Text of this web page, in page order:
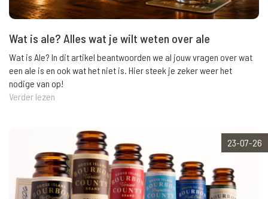
Wat is ale? Alles wat je wilt weten over ale
Wat is Ale? In dit artikel beantwoorden we al jouw vragen over wat
een ale is en ook wat het niet is. Hier steek je zeker weer het
nodige van op!
Verder lezen
23-07-26